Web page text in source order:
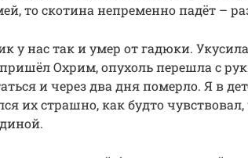
то скотина непременно падёт –
у нас так и умер от гадюки.
Охрим, опухоль перешла с
и через два дня померло. Я в
их страшно, как будто